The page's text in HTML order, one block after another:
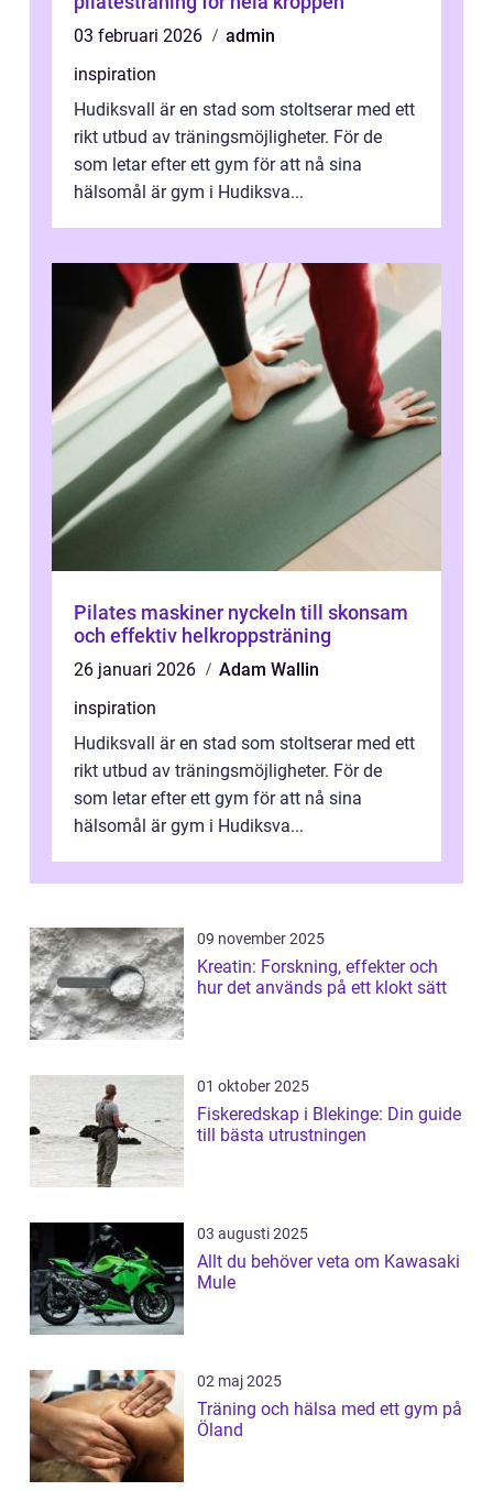
03 februari 2026
admin
inspiration
Hudiksvall är en stad som stoltserar med ett
rikt utbud av träningsmöjligheter. För de
som letar efter ett gym för att nå sina
hälsomål är gym i Hudiksva...
Pilates maskiner nyckeln till skonsam
och effektiv helkroppsträning
26 januari 2026
Adam Wallin
inspiration
Hudiksvall är en stad som stoltserar med ett
rikt utbud av träningsmöjligheter. För de
som letar efter ett gym för att nå sina
hälsomål är gym i Hudiksva...
09 november 2025
Kreatin: Forskning, effekter och
hur det används på ett klokt sätt
01 oktober 2025
Fiskeredskap i Blekinge: Din guide
till bästa utrustningen
03 augusti 2025
Allt du behöver veta om Kawasaki
Mule
02 maj 2025
Träning och hälsa med ett gym på
Öland